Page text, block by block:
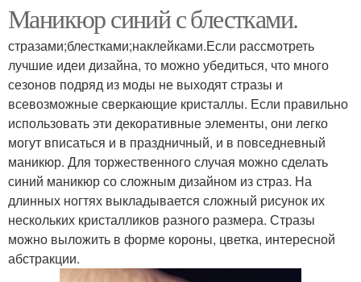
Маникюр синий с блестками.
стразами;блестками;наклейками.Если рассмотреть
лучшие идеи дизайна, то можно убедиться, что много
сезонов подряд из моды не выходят стразы и
всевозможные сверкающие кристаллы. Если правильно
использовать эти декоративные элементы, они легко
могут вписаться и в праздничный, и в повседневный
маникюр. Для торжественного случая можно сделать
синий маникюр со сложным дизайном из страз. На
длинных ногтях выкладывается сложный рисунок их
нескольких кристалликов разного размера. Стразы
можно выложить в форме короны, цветка, интересной
абстракции.